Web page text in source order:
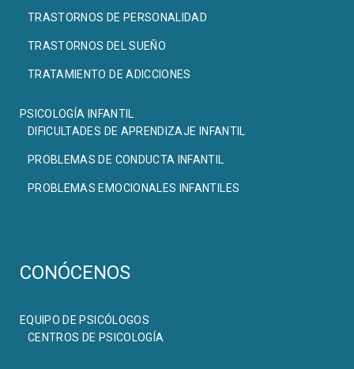
TRASTORNOS DE PERSONALIDAD
TRASTORNOS DEL SUEÑO
TRATAMIENTO DE ADICCIONES
PSICOLOGÍA INFANTIL
DIFICULTADES DE APRENDIZAJE INFANTIL
PROBLEMAS DE CONDUCTA INFANTIL
PROBLEMAS EMOCIONALES INFANTILES
CONÓCENOS
EQUIPO DE PSICÓLOGOS
CENTROS DE PSICOLOGÍA